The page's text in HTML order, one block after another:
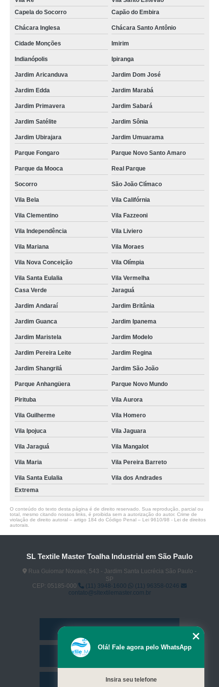
onde faz locação de kimono masculino casual Araçariguama
locação de kimono branco feminino valor Vila Albertina
locação de kimono tradicional Embu-Guaçu
locação de kimonos tradicional Caraguatatuba
locação de kimono feminino valor Tatuapé
locação de kimono branco valor Guarulhos
locação de kimono masculino casual Ipiranga
onde tem locação de kimono branco Vila Carmosina
locação de kimono branco feminino valor Catumbi
onde tem locação de kimono Parque Novo Mundo
onde faz locação de kimono masculino Tatuí
onde tem locação de kimono branco feminino Vila Jaraguá
locação de kimono branco valor Siciliano
Capela do Socorro
Capão do Embira
Chácara Inglesa Chácara Santo Antônio
Cidade Monções Imirim
Indianópolis Ipiranga
Jardim Aricanduva Jardim Dom José
Jardim Edda Jardim Marabá
Jardim Primavera Jardim Sabará
Jardim Satélite Jardim Sônia
Jardim Ubirajara Jardim Umuarama
Parque Fongaro Parque Novo Santo Amaro
Parque da Mooca Real Parque
Socorro São João Clímaco
Vila Bela Vila Califórnia
Vila Clementino Vila Fazzeoni
Vila Independência Vila Liviero
Vila Mariana Vila Moraes
Vila Nova Conceição Vila Olímpia
Vila Santa Eulalia
Vila Vermelha
Casa Verde
Jaraguá
Jardim Andaraí Jardim Britânia
Jardim Guanca Jardim Ipanema
Jardim Maristela Jardim Modelo
Jardim Pereira Leite Jardim Regina
Jardim Shangrilá Jardim São João
Parque Anhangüera Parque Novo Mundo
Pirituba Vila Aurora
Vila Guilherme Vila Homero
Vila Ipojuca Vila Jaguara
Vila Jaraguá Vila Mangalot
Vila Maria Vila Pereira Barreto
Vila Santa Eulalia
Vila dos Andrades
Extrema
O conteúdo do texto desta página é de direito reservado. Sua reprodução, parcial ou
total, mesmo citando nossos links, é proibida sem a autorização do autor. Crime de
violação de direito autoral – artigo 184 do Código Penal – Lei 9610/98 - Lei de direitos
autorais
SL Textile Master Toalha Industrial em São Paulo
Rua Guiomar Novaes, 543 - Jardim Santa Lucrécia São Paulo -
SP
CEP: 05185-000
(11) 3948-1600
(11) 96358-0246
contato@sltextilemaster.com.br
Missão
Olá! Fale agora pelo WhatsApp
Insira seu telefone